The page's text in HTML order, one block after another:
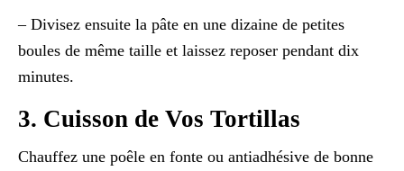
– Divisez ensuite la pâte en une dizaine de petites
boules de même taille et laissez reposer pendant dix
minutes.
3. Cuisson de Vos Tortillas
Chauffez une poêle en fonte ou antiadhésive de bonne